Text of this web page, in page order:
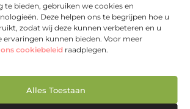
te bieden, gebruiken we cookies en
Deze helpen ons te begrijpen hoe u
zodat wij deze kunnen verbeteren en u
ervaringen kunnen bieden. Voor meer
ons cookiebeleid raadplegen.
Alles Toestaan